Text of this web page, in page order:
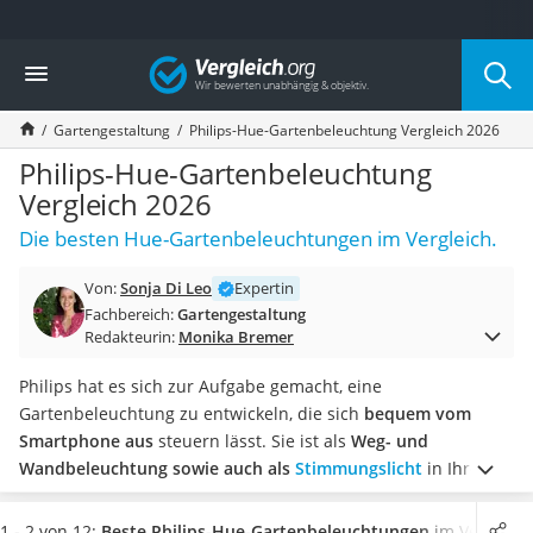
Die beliebtesten Vergleiche nach Kategorie
Baumarkt
Tresor feuerfest
Makita-Akku-Rasenmäher
Kappsäge
Smartes Türschloss
Akku-Rasentrimmer
Feuchtigkeitsmessgerät
Split-Klimaanlage 2 Innengeräte
Pelletofen
Bohrmaschine
Fliesenschneider
Hochdruckreiniger
Doppelschleifer
Überwachungskamera
Benzinrasenmäher mit Elektrostart
Vergleich
Gartengestaltung Philips-Hue-Gartenbeleuchtung Vergleich 2026
Philips-Hue-Gartenbeleuchtung
Vergleich 2026
Die besten Hue-Gartenbeleuchtungen im Vergleich.
Von:Sonja Di Leo
Expertin
Fachbereich:Gartengestaltung
Redakteurin: Monika Bremer
Philips hat es sich zur Aufgabe gemacht, eine
Gartenbeleuchtung zu entwickeln, die sich bequem vom
Smartphone aus steuern lässt. Sie ist als Weg- und
Wandbeleuchtung sowie auch als Stimmungslicht in Ihrem
Garten verwendbar. Online-Tests empfehlen eine Philips-
Hue-Gartenbeleuchtung mit einerIP-Schutzklasse von